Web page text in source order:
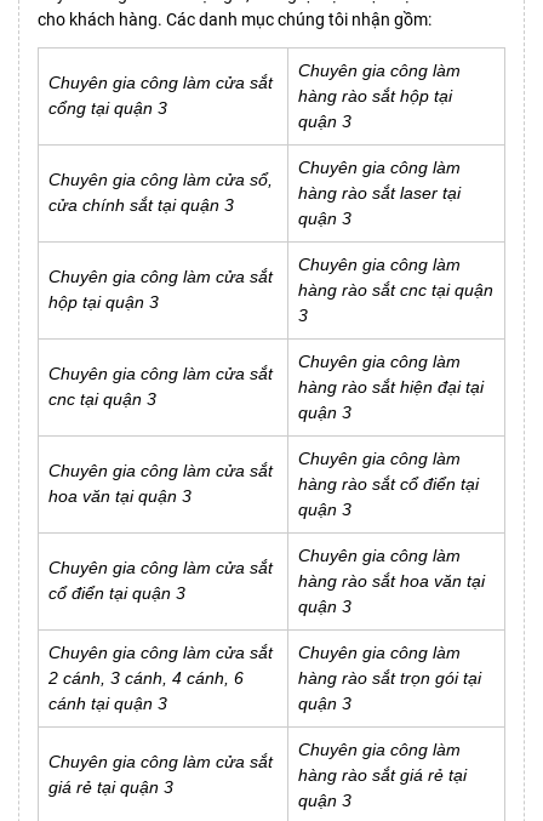
cho khách hàng. Các danh mục chúng tôi nhận gồm:
Chuyên gia công làm cửa sắt
cổng tại quận 3
Chuyên gia công làm
hàng rào sắt hộp tại
quận 3
Chuyên gia công làm cửa sổ,
cửa chính sắt tại quận 3
Chuyên gia công làm
hàng rào sắt laser tại
quận 3
Chuyên gia công làm cửa sắt
hộp tại quận 3
Chuyên gia công làm
hàng rào sắt cnc tại quận
3
Chuyên gia công làm cửa sắt
cnc tại quận 3
Chuyên gia công làm
hàng rào sắt hiện đại tại
quận 3
Chuyên gia công làm cửa sắt
hoa văn tại quận 3
Chuyên gia công làm
hàng rào sắt cổ điển tại
quận 3
Chuyên gia công làm cửa sắt
cổ điển tại quận 3
Chuyên gia công làm
hàng rào sắt hoa văn tại
quận 3
Chuyên gia công làm cửa sắt
2 cánh, 3 cánh, 4 cánh, 6
cánh tại quận 3
Chuyên gia công làm
hàng rào sắt trọn gói tại
quận 3
Chuyên gia công làm cửa sắt
giá rẻ tại quận 3
Chuyên gia công làm
hàng rào sắt giá rẻ tại
quận 3